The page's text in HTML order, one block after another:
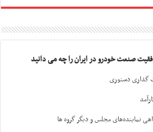
صنعت خودرو در ایران را چه می دانید
گذاری دستوری
نماینده‌های مجلس و دیگر گروه ها